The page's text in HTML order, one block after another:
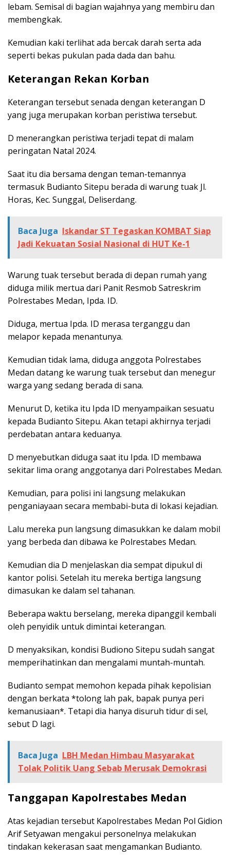
lebam. Semisal di bagian wajahnya yang membiru dan
membengkak.
Kemudian kaki terlihat ada bercak darah serta ada
seperti bekas pukulan pada dada dan bahu.
Keterangan Rekan Korban
Keterangan tersebut senada dengan keterangan D
yang juga merupakan korban peristiwa tersebut.
D menerangkan peristiwa terjadi tepat di malam
peringatan Natal 2024.
Saat itu dia bersama dengan teman-temannya
termasuk Budianto Sitepu berada di warung tuak Jl.
Horas, Kec. Sunggal, Deliserdang.
Baca Juga Iskandar ST Tegaskan KOMBAT Siap
Jadi Kekuatan Sosial Nasional di HUT Ke-1
Warung tuak tersebut berada di depan rumah yang
diduga milik mertua dari Panit Resmob Satreskrim
Polrestabes Medan, Ipda. ID.
Diduga, mertua Ipda. ID merasa terganggu dan
melapor kepada menantunya.
Kemudian tidak lama, diduga anggota Polrestabes
Medan datang ke warung tuak tersebut dan menegur
warga yang sedang berada di sana.
Menurut D, ketika itu Ipda ID menyampaikan sesuatu
kepada Budianto Sitepu. Akan tetapi akhirnya terjadi
perdebatan antara keduanya.
D menyebutkan diduga saat itu Ipda. ID membawa
sekitar lima orang anggotanya dari Polrestabes Medan.
Kemudian, para polisi ini langsung melakukan
penganiayaan secara membabi-buta di lokasi kejadian.
Lalu mereka pun langsung dimasukkan ke dalam mobil
yang berbeda dan dibawa ke Polrestabes Medan.
Kemudian dia D menjelaskan dia sempat dipukul di
kantor polisi. Setelah itu mereka bertiga langsung
dimasukan ke dalam sel tahanan.
Beberapa waktu berselang, mereka dipanggil kembali
oleh penyidik untuk dimintai keterangan.
D menyaksikan, kondisi Budiono Sitepu sudah sangat
memperihatinkan dan mengalami muntah-muntah.
Budianto sempat memohon kepada pihak kepolisian
dengan berkata *tolong lah pak, bapak punya peri
kemanusiaan*. Tetapi dia hanya disuruh tidur di sel,
sebut D lagi.
Baca Juga LBH Medan Himbau Masyarakat
Tolak Politik Uang Sebab Merusak Demokrasi
Tanggapan Kapolrestabes Medan
Atas kejadian tersebut Kapolrestabes Medan Pol Gidion
Arif Setyawan mengakui personelnya melakukan
tindakan kekerasan saat mengamankan Budianto.